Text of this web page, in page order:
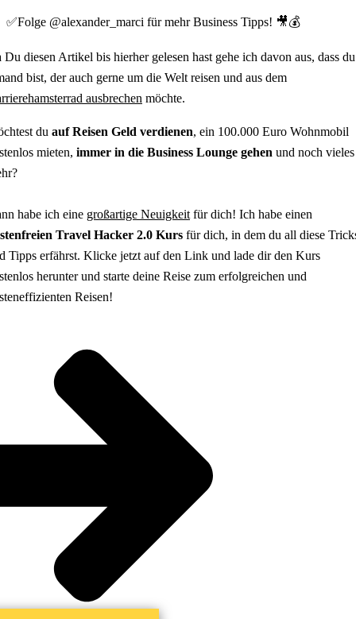
✅Folge @alexander_marci für mehr Business Tipps! 🎥💰
Du diesen Artikel bis hierher gelesen hast gehe ich davon aus, dass du
bist, der auch gerne um die Welt reisen und aus dem
ausbrechen möchte.
du auf Reisen Geld verdienen, ein 100.000 Euro Wohnmobil
mieten, immer in die Business Lounge gehen und noch vieles
habe ich eine großartige Neuigkeit für dich! Ich habe einen
Travel Hacker 2.0 Kurs für dich, in dem du all diese
Tipps erfährst. Klicke jetzt auf den Link und lade dir den Kurs
herunter und starte deine Reise zum erfolgreichen und
Reisen!